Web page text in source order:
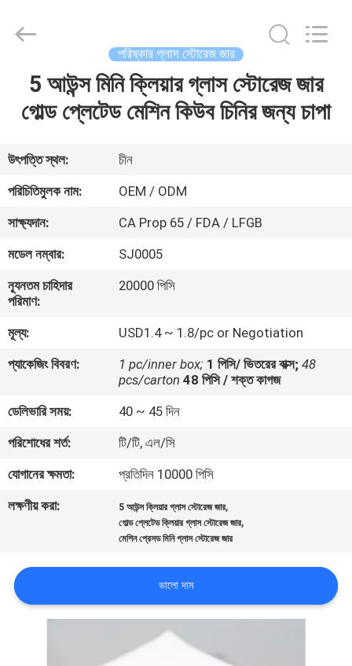
বাড়ি
ভিডিও
আমাদের
সম্পর্কে
ভ্রমণ
নিয়ন্ত্রণ
যোগাযোগ
করুন
সাইট
PRODUCTS
Reserved.
পরিষ্কার গ্লাস স্টোরেজ জার
5 আউন্স মিনি ক্লিয়ার গ্লাস স্টোরেজ জার
গোল্ড প্লেটেড মেশিন কিউব চিনির জন্য চাপা
উৎপত্তি স্থল:
চীন
পরিচিতিমুলক নাম:
OEM / ODM
সাক্ষ্যদান:
CA Prop 65 / FDA / LFGB
মডেল নম্বার:
SJ0005
ন্যূনতম চাহিদার
পরিমাণ:
20000 পিসি
মূল্য:
USD1.4 ~ 1.8/pc or Negotiation
প্যাকেজিং বিবরণ:
1 pc/inner box; 1 পিসি/ ভিতরের বাক্স; 48
pcs/carton 48 পিসি / শক্ত কাগজ
ডেলিভারি সময়:
40 ~ 45 দিন
পরিশোধের শর্ত:
টি/টি, এল/সি
যোগানের ক্ষমতা:
প্রতিদিন 10000 পিসি
লক্ষণীয় করা:
5 আউন্স ক্লিয়ার গ্লাস স্টোরেজ জার,
গোল্ড প্লেটেড ক্লিয়ার গ্লাস স্টোরেজ জার,
মেশিন প্রেসড মিনি গ্লাস স্টোরেজ জার
ভালো দাম